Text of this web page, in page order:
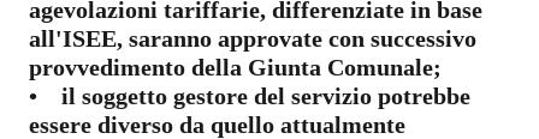
agevolazioni tariffarie, differenziate in base
all'ISEE, saranno approvate con successivo
provvedimento della Giunta Comunale;
• il soggetto gestore del servizio potrebbe
essere diverso da quello attualmente